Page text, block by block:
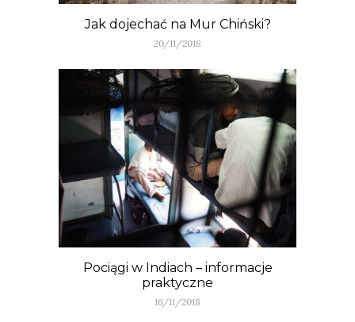
Jak dojechać na Mur Chiński?
20/11/2018
Pociągi w Indiach – informacje
praktyczne
16/11/2018